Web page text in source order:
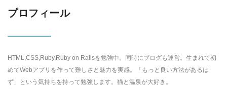
プロフィール
HTML,CSS,Ruby,Ruby on Railsを勉強中。同時にブログも運営。生まれて初
めてWebアプリを作って難しさと魅力を実感。「もっと良い方法があるは
ず」という気持ちを持って勉強します。猫と温泉が大好き。